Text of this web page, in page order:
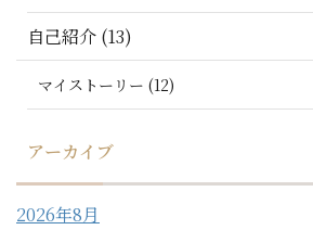
自己紹介 (13)
マイストーリー (12)
アーカイブ
2026年8月